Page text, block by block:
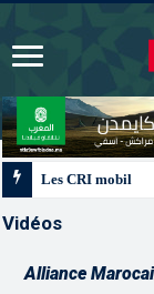
Les CRI mobilisés du
Vidéos
Alliance